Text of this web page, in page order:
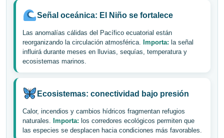
Señal oceánica: El Niño se fortalece
Las anomalías cálidas del Pacífico ecuatorial están
reorganizando la circulación atmosférica. Importa: la señal
influirá durante meses en lluvias, sequías, temperatura y
ecosistemas marinos.
Ecosistemas: conectividad bajo presión
Calor, incendios y cambios hídricos fragmentan refugios
naturales. Importa: los corredores ecológicos permiten que
las especies se desplacen hacia condiciones más favorables.